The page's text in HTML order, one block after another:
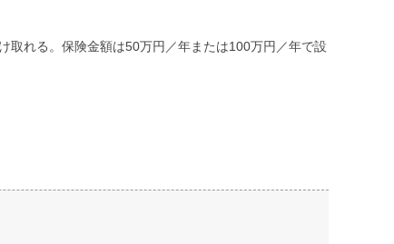
取れる。保険金額は50万円／年または100万円／年で設